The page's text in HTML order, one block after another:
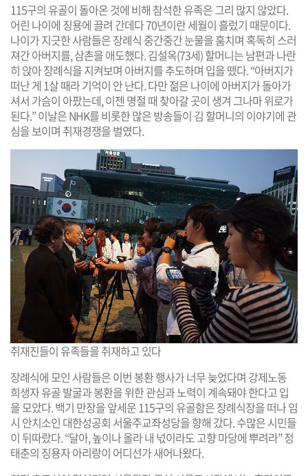
115구의 유골이 돌아온 것에 비해 참석한 유족은 그리 많지 않았다.
어린 나이에 징용에 끌려 간데다 70년이란 세월이 흘렀기 때문이다.
나이가 지긋한 사람들은 장례식 중간중간 눈물을 훔치며 혹독히 스러
져간 아버지를, 삼촌을 애도했다. 김설옥(73세) 할머니는 남편과 나란
히 앉아 장례식을 지켜보며 아버지를 추도하며 입을 뗐다. “아버지가
떠난 게 1살 때라 기억이 안 난다. 다만 젊은 나이에 아버지가 돌아가
셔서 가슴이 아팠는데, 이젠 명절 때 찾아갈 곳이 생겨 그나마 위로가
된다.” 이날은 NHK를 비롯한 많은 방송들이 김 할머니의 이야기에 관
심을 보이며 취재경쟁을 벌였다.
취재진들이 유족들을 취재하고 있다
장례식에 모인 사람들은 이번 봉환 행사가 너무 늦었다며 강제노동
희생자 유골 발굴과 봉환을 위한 관심과 노력이 계속돼야 한다고 입
을 모았다. 백기 만장을 앞세운 115구의 유골함은 장례식장을 떠나 임
시 안치소인 대한성공회 서울주교좌성당을 향해 갔다. 수많은 시민들
이 뒤따랐다. “달아, 높이나 올라 내 넋이라도 고향 마당에 뿌려라” 정
태춘의 징용자 아리랑이 어디선가 새어나왔다.